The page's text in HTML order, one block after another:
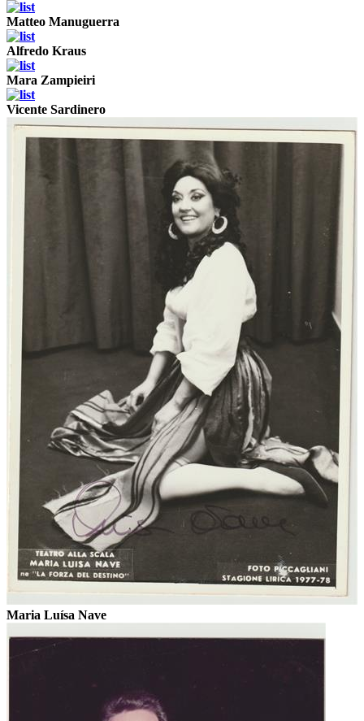
Matteo Manuguerra
Alfredo Kraus
Mara Zampieiri
Vicente Sardinero
Maria Luísa Nave